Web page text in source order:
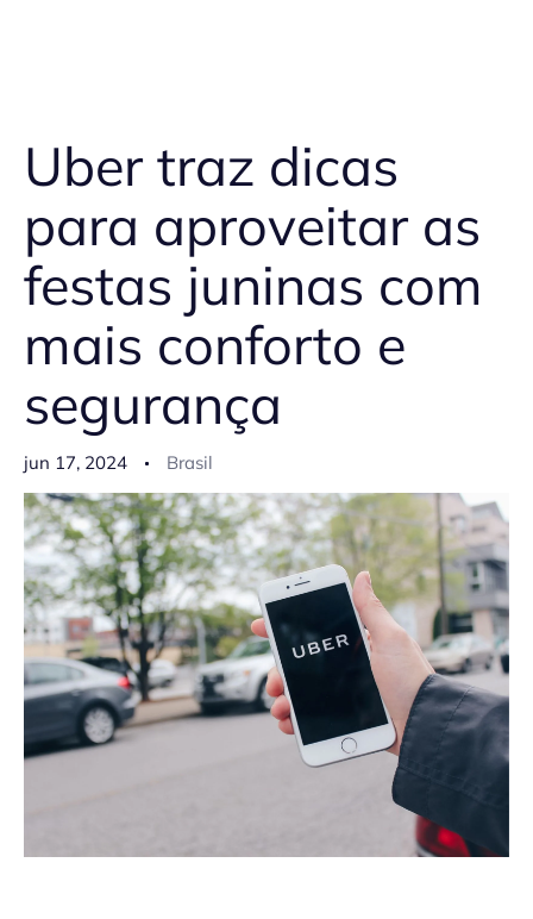
Uber traz dicas
para aproveitar as
festas juninas com
mais conforto e
segurança
jun 17, 2024 Brasil